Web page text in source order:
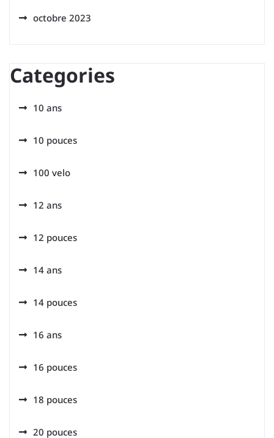
octobre 2023
Categories
10 ans
10 pouces
100 velo
12 ans
12 pouces
14 ans
14 pouces
16 ans
16 pouces
18 pouces
20 pouces